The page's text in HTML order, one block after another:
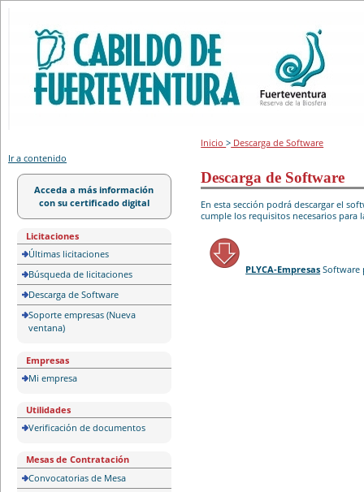
Ir a contenido
Acceda a más información
con su certificado digital
Licitaciones
Últimas licitaciones
Búsqueda de licitaciones
Descarga de Software
Soporte empresas (Nueva
ventana)
Empresas
Mi empresa
Utilidades
Verificación de documentos
Mesas de Contratación
Convocatorias de Mesa
Inicio> Descarga de Software
Descarga de Software
En esta sección podrá descargar el
cumple los requisitos necesarios para
PLYCA-Empresas Software